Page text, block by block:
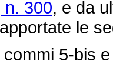
n. 300, e da
le
5-bis e